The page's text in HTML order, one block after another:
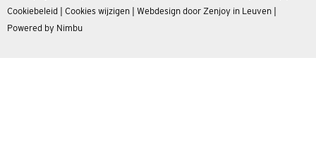
Cookiebeleid
Cookies wijzigen Webdesign door Zenjoy in Leuven
Powered by Nimbu